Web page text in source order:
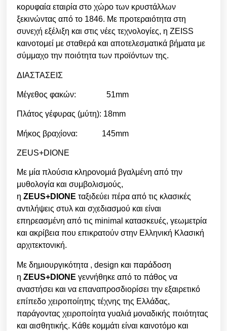
κορυφαία εταιρία στο χώρο των κρυστάλλων
ξεκινώντας από το 1846. Με προτεραιότητα στη
συνεχή εξέλιξη και στις νέες τεχνολογίες, η ZEISS
καινοτομεί με σταθερά και αποτελεσματικά βήματα με
σύμμαχο την ποιότητα των προϊόντων της.
ΔΙΑΣΤΑΣΕΙΣ
Μέγεθος φακών: 51mm
Πλάτος γέφυρας (μύτη): 18mm
Μήκος βραχίονα: 145mm
ZEUS+DIONE
Με μία πλούσια κληρονομιά βγαλμένη από την
μυθολογία και συμβολισμούς,
ηZEUS+DIONE ταξιδεύει πέρα από τις κλασικές
αντιλήψεις στυλ και σχεδιασμού και είναι
επηρεασμένη από τις minimal κατασκευές, γεωμετρία
και ακρίβεια που επικρατούν στην Ελληνική Κλασική
αρχιτεκτονική.
Με δημιουργικότητα , design και παράδοση
ηZEUS+DIONE γεννήθηκε από το πάθος να
αναστήσει και να επαναπροσδιορίσει την εξαιρετικό
επίπεδο χειροποίητης τέχνης της Ελλάδας,
παράγοντας χειροποίητα γυαλιά μοναδικής ποιότητας
και αισθητικής. Κάθε κομμάτι είναι καινοτόμο και